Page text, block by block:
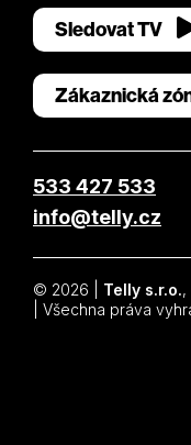
Sledovat TV
Zákaznická
533 427 533
info@telly.cz
© 2026 | Telly s.r.o.,
| Všechna práva